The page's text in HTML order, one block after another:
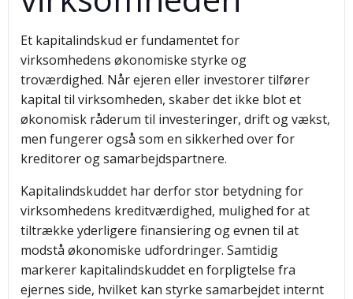
Et kapitalindskud er fundamentet for
virksomhedens økonomiske styrke og
troværdighed. Når ejeren eller investorer tilfører
kapital til virksomheden, skaber det ikke blot et
økonomisk råderum til investeringer, drift og vækst,
men fungerer også som en sikkerhed over for
kreditorer og samarbejdspartnere.
Kapitalindskuddet har derfor stor betydning for
virksomhedens kreditværdighed, mulighed for at
tiltrække yderligere finansiering og evnen til at
modstå økonomiske udfordringer. Samtidig
markerer kapitalindskuddet en forpligtelse fra
ejernes side, hvilket kan styrke samarbejdet internt